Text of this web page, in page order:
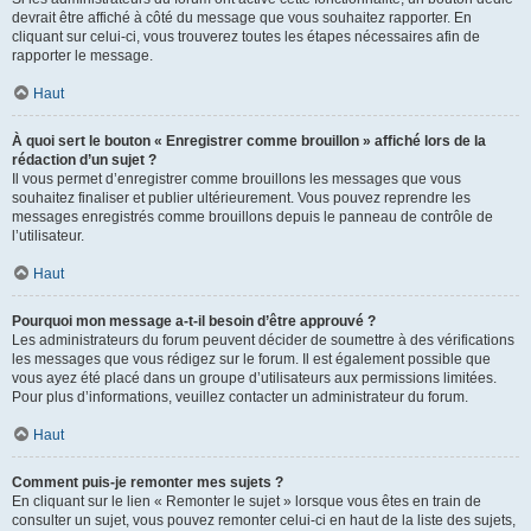
devrait être affiché à côté du message que vous souhaitez rapporter. En
cliquant sur celui-ci, vous trouverez toutes les étapes nécessaires afin de
rapporter le message.
Haut
À quoi sert le bouton « Enregistrer comme brouillon » affiché lors de la
rédaction d’un sujet ?
Il vous permet d’enregistrer comme brouillons les messages que vous
souhaitez finaliser et publier ultérieurement. Vous pouvez reprendre les
messages enregistrés comme brouillons depuis le panneau de contrôle de
l’utilisateur.
Haut
Pourquoi mon message a-t-il besoin d’être approuvé ?
Les administrateurs du forum peuvent décider de soumettre à des vérifications
les messages que vous rédigez sur le forum. Il est également possible que
vous ayez été placé dans un groupe d’utilisateurs aux permissions limitées.
Pour plus d’informations, veuillez contacter un administrateur du forum.
Haut
Comment puis-je remonter mes sujets ?
En cliquant sur le lien « Remonter le sujet » lorsque vous êtes en train de
consulter un sujet, vous pouvez remonter celui-ci en haut de la liste des sujets,